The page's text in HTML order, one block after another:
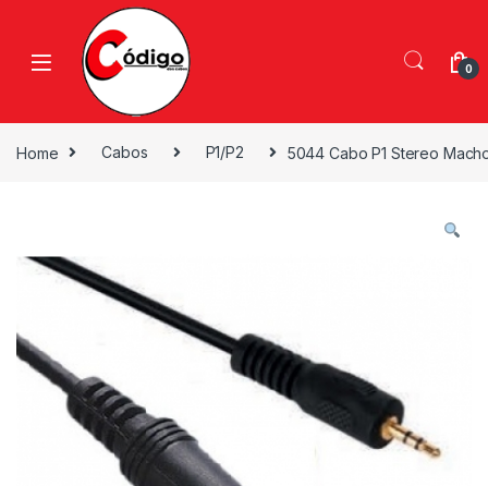
0
Home Cabos P1/P2 5044 Cabo P1 Stereo